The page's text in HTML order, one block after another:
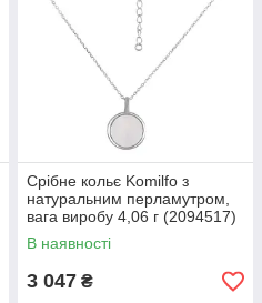
Срібне кольє Komilfo з
натуральним перламутром,
вага виробу 4,06 г (2094517)
400450 розмір
В наявності
3 047 ₴